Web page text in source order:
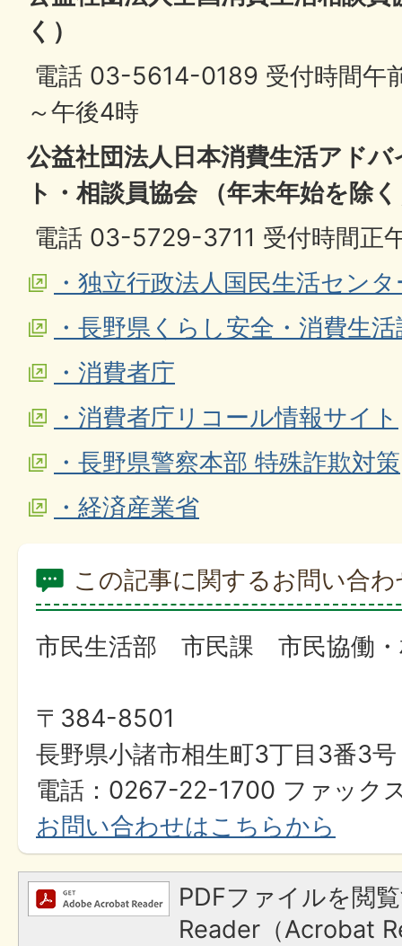
く）
電話 03-5614-0189 受付時間午
～午後4時
公益社団法人日本消費生活アド
ト・相談員協会 （年末年始を除
電話 03-5729-3711 受付時間正
・独立行政法人国民生活センタ
・長野県くらし安全・消費生
・消費者庁
・消費者庁リコール情報サイト
・長野県警察本部 特殊詐欺対策
・経済産業省
この記事に関するお問い合
市民生活部 市民課 市民協働・
〒384-8501
長野県小諸市相生町3丁目3番3号
電話：0267-22-1700 ファック
お問い合わせはこちらから
PDFファイルを閲
Reader（Acrobat